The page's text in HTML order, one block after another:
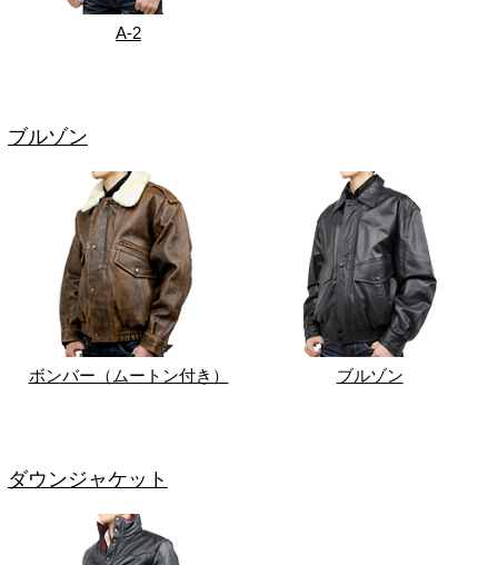
A-2
ブルゾン
ボンバー（ムートン付き） ブルゾン
ダウンジャケット